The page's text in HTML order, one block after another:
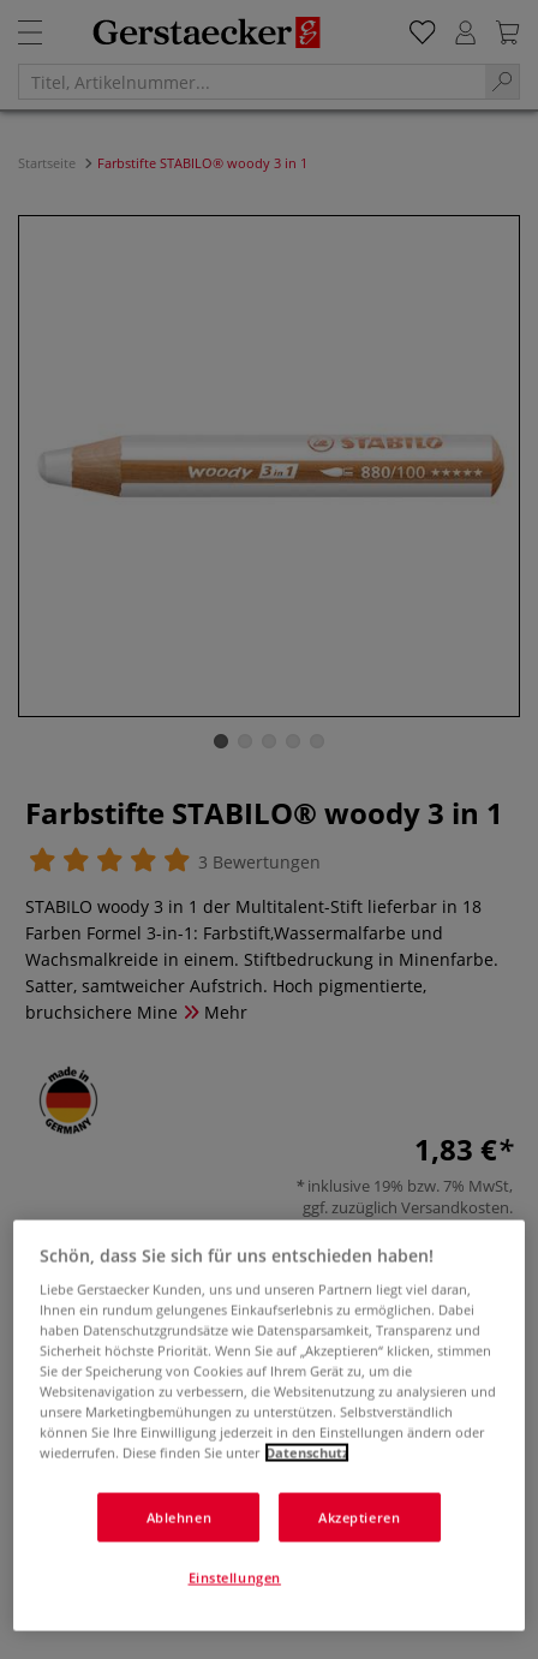
Startseite Farbstifte STABILO® woody 3 in 1
Farbstifte STABILO® woody 3 in 1
3 Bewertungen
STABILO woody 3 in 1 der Multitalent-Stift lieferbar in 18
Farben Formel 3-in-1: Farbstift,Wassermalfarbe und
Wachsmalkreide in einem. Stiftbedruckung in Minenfarbe.
Satter, samtweicher Aufstrich. Hoch pigmentierte,
bruchsichere Mine
Mehr
1,83 €
inklusive 19% bzw. 7% MwSt,
ggf. zuzüglich Versandkosten.
Produkt bestellen
Das könnte Sie auch interessieren
2 Zeichenblock
Schön, dass Sie sich für uns entschieden haben!
Liebe Gerstaecker Kunden, uns und unseren Partnern liegt viel daran,
Ihnen ein rundum gelungenes Einkaufserlebnis zu ermöglichen. Dabei
haben Datenschutzgrundsätze wie Datensparsamkeit, Transparenz und
Sicherheit höchste Priorität. Wenn Sie auf „Akzeptieren“ klicken, stimmen
Sie der Speicherung von Cookies auf Ihrem Gerät zu, um die
Websitenavigation zu verbessern, die Websitenutzung zu analysieren und
unsere Marketingbemühungen zu unterstützen. Selbstverständlich
können Sie Ihre Einwilligung jederzeit in den Einstellungen ändern oder
wiederrufen. Diese finden Sie unter Datenschutz
Ablehnen Akzeptieren
Einstellungen